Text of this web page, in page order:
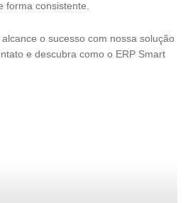
forma consistente.
o sucesso com nossa solução
e descubra como o ERP Smart